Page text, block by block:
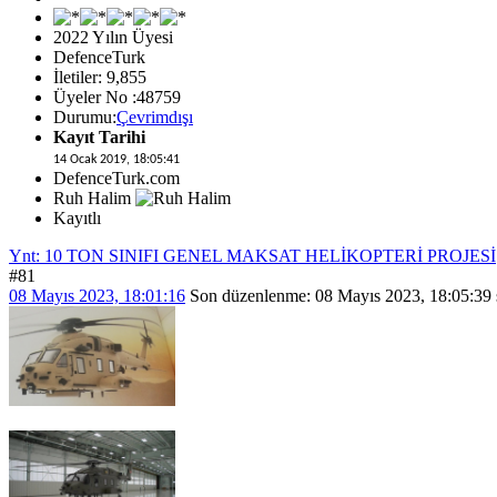
2022 Yılın Üyesi
DefenceTurk
İletiler: 9,855
Üyeler No :48759
Durumu:Çevrimdışı
Kayıt Tarihi
14 Ocak 2019, 18:05:41
DefenceTurk.com
Ruh Halim
Kayıtlı
Ynt: 10 TON SINIFI GENEL MAKSAT HELİKOPTERİ PROJESİ
#81
08 Mayıs 2023, 18:01:16 Son düzenlenme: 08 Mayıs 2023, 18:05:39